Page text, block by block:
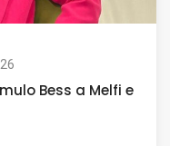
Bess a Melfi e